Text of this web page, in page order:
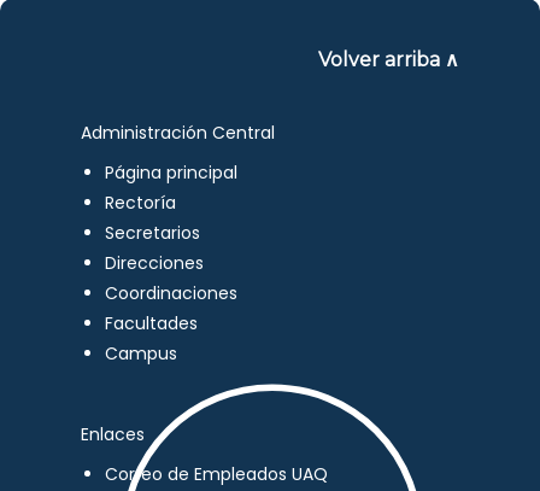
Volver arriba ∧
Administración Central
Página principal
Rectoría
Secretarios
Direcciones
Coordinaciones
Facultades
Campus
Enlaces
Correo de Empleados UAQ